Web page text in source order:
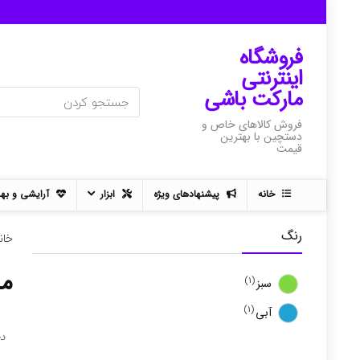
فروشگاه
اینترنتی
مارکت باشی
فروش کالاهای خاص و
دستچین با بهترین
قیمت
خانه پیشنهادهای ویژه ابزار آرایشی و
رنگ
سبز(1)
آبی(1)